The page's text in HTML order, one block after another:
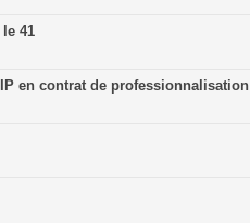
le 41
en contrat de professionnalisation